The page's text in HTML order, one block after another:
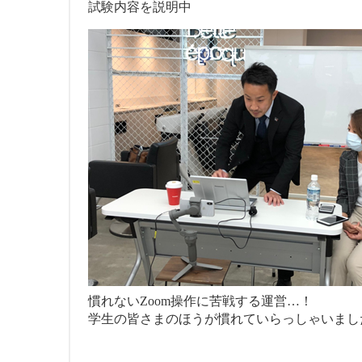
試験内容を説明中
慣れないZoom操作に苦戦する運営…！
学生の皆さまのほうが慣れていらっしゃいま